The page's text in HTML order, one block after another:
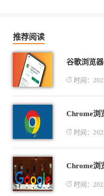
推荐阅读
时间：
时间：
时间：